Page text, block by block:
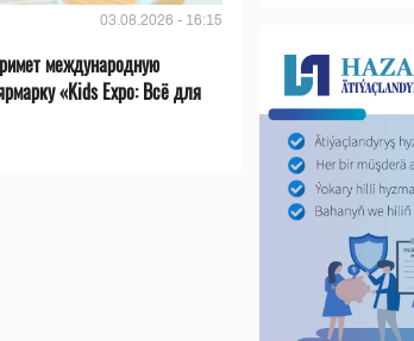
03.08.2026 - 16:15
международную
«Kids Expo: Всё для